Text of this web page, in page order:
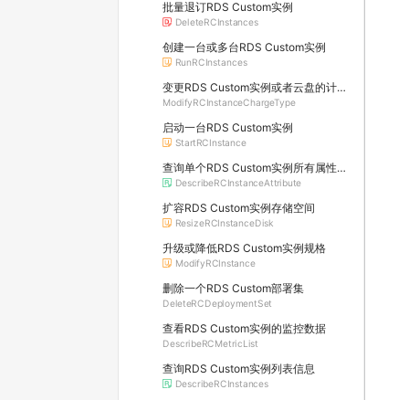
批量退订RDS Custom实例
DeleteRCInstances
创建一台或多台RDS Custom实例
RunRCInstances
变更RDS Custom实例或者云盘的计费方式
ModifyRCInstanceChargeType
启动一台RDS Custom实例
StartRCInstance
查询单个RDS Custom实例所有属性信息
DescribeRCInstanceAttribute
扩容RDS Custom实例存储空间
ResizeRCInstanceDisk
升级或降低RDS Custom实例规格
ModifyRCInstance
删除一个RDS Custom部署集
DeleteRCDeploymentSet
查看RDS Custom实例的监控数据
DescribeRCMetricList
查询RDS Custom实例列表信息
DescribeRCInstances